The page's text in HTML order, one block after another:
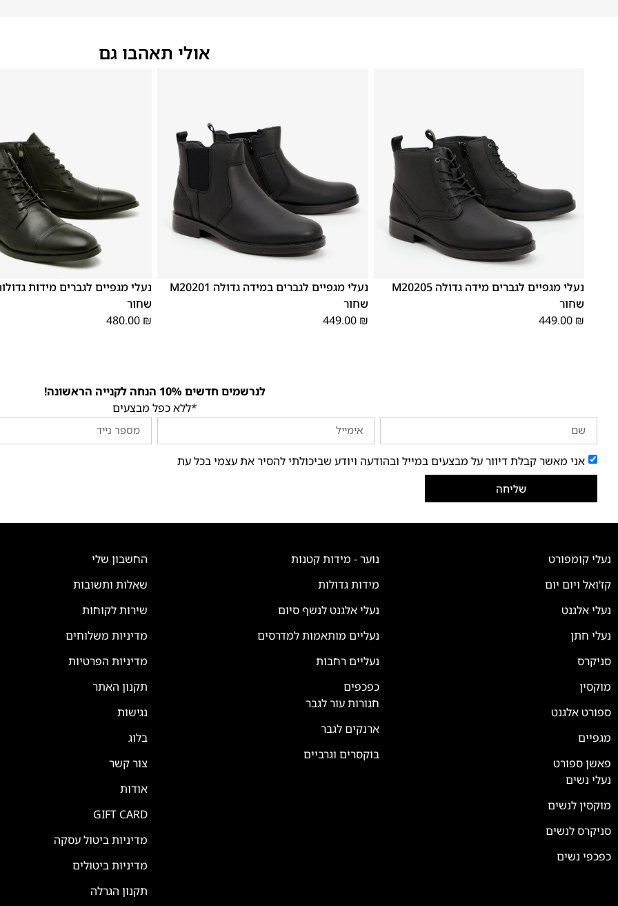
אולי תאהבו גם
נעלי מגפיים לגברים מידה גדולה M20205
שחור
449.00 ₪
נעלי מגפיים לגברים במידה גדולה M20201
שחור
449.00 ₪
שחור
480.00 ₪
לנרשמים חדשים 10% הנחה לקנייה הראשונה!
*ללא כפל מבצעים
אני מאשר קבלת דיוור על מבצעים במייל ובהודעה ויודע שביכולתי להסיר את עצמי בכל עת
שליחה
נעלי קומפורט
קז'ואל ויום יום
נעלי אלגנט
נעלי חתן
סניקרס
מוקסין
ספורט אלגנט
מגפיים
פאשן ספורט
נעלי נשים
מוקסין לנשים
סניקרס לנשים
כפכפי נשים
נוער - מידות קטנות
מידות גדולות
נעלי אלגנט לנשף סיום
נעליים מותאמות למדרסים
נעליים רחבות
כפכפים
חגורות עור לגבר
ארנקים לגבר
בוקסרים וגרביים
החשבון שלי
שאלות ותשובות
שירות לקוחות
מדיניות משלוחים
מדיניות הפרטיות
תקנון האתר
נגישות
בלוג
צור קשר
אודות
GIFT CARD
מדיניות ביטול עסקה
מדיניות ביטולים
תקנון הגרלה
💬